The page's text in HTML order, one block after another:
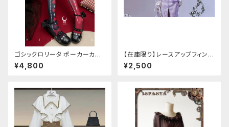
ゴシックロリータ ポーカーカー
ド柄 プリントタイツ
¥4,800
【在庫限り】レースアップフィンガ
ーレスカバー(パンクチャイナ)
¥2,500